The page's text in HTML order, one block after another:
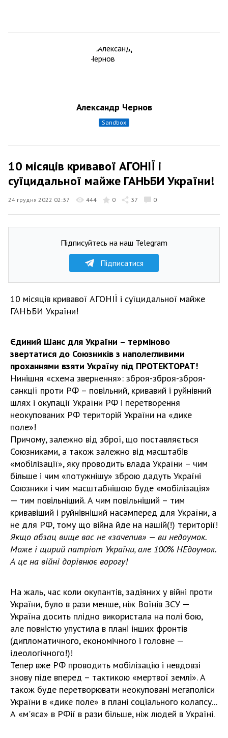
Александр Чернов
sandbox
10 місяців кривавої АГОНІЇ і
суїцидальної майже ГАНЬБИ України!
24 грудня 2022 02:37 444 0 37 0
Підписуйтесь на наш Telegram
Підписатися
10 місяців кривавої АГОНІЇ і суїцидальної майже
ГАНЬБИ України!
Єдиний Шанс для України – терміново
звертатися до Союзників з наполегливими
проханнями взяти Україну під ПРОТЕКТОРАТ!
Нинішня «схема звернення»: зброя-зброя-зброя-
санкції проти РФ – повільний, кривавий і руйнівний
шлях і окупації України РФ і перетворення
неокупованих РФ територій України на «дике
поле»!
Причому, залежно від зброї, що поставляється
Союзниками, а також залежно від масштабів
«мобілізації», яку проводить влада України – чим
більше і чим «потужнішу» зброю дадуть Україні
Союзники і чим масштабнішою буде «мобілізація»
— тим повільніший. А чим повільніший – тим
кривавіший і руйнівніший насамперед для України, а
не для РФ, тому що війна йде на нашій(!) території!
Якщо абзац вище вас не «зачепив» — ви недоумок.
Може і щирий патріот України, але 100% НЕдоумок.
А це на війні дорівнює ворогу!
На жаль, час коли окупантів, задіяних у війні проти
України, було в рази менше, ніж Воїнів ЗСУ —
Україна досить плідно використала на полі бою,
але повністю упустила в плані інших фронтів
(дипломатичного, економічного і головне —
ідеологічного!)!
Тепер вже РФ проводить мобілізацію і невдовзі
знову піде вперед – тактикою «мертвої землі». А
також буде перетворювати неокуповані мегаполіси
України в «дике поле» в плані соціального колапсу...
А «м'яса» в РФії в рази більше, ніж людей в Україні.